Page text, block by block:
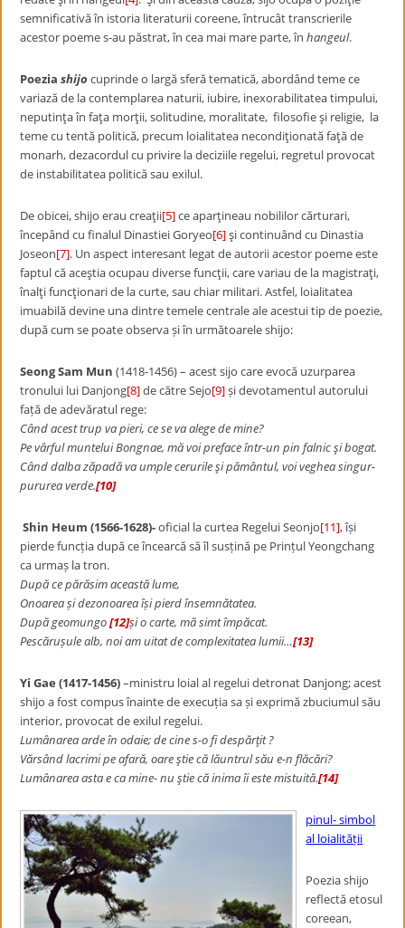
semnificativă în istoria literaturii coreene, întrucât transcrierile
acestor poeme s-au păstrat, în cea mai mare parte, înhangeul.
Poeziashijo cuprinde o largă sferă tematică, abordând teme ce
variază de la contemplarea naturii, iubire, inexorabilitatea timpului,
neputinţa în faţa morţii, solitudine, moralitate, filosofie şi religie, la
teme cu tentă politică, precum loialitatea necondiţionată faţă de
monarh, dezacordul cu privire la deciziile regelui, regretul provocat
de instabilitatea politică sau exilul.
De obicei, shijo erau creaţii[5]ce aparţineau nobililor cărturari,
începând cu finalul Dinastiei Goryeo[6]şi continuând cu Dinastia
Joseon[7]. Un aspect interesant legat de autorii acestor poeme este
faptul că aceştia ocupau diverse funcţii, care variau de la magistraţi,
înalţi funcţionari de la curte, sau chiar militari. Astfel, loialitatea
imuabilă devine una dintre temele centrale ale acestui tip de poezie,
după cum se poate observa și în următoarele shijo:
Seong Sam Mun (1418-1456) – acest sijo care evocă uzurparea
tronului lui Danjong[8]de către Sejo[9]și devotamentul autorului
față de adevăratul rege:
Când acest trup va pieri, ce se va alege de mine?
Pe vârful muntelui Bongnae, mă voi preface într-un pin falnic şi bogat.
Când dalba zăpadă va umple cerurile şi pământul, voi veghea singur-
pururea verde.[10]
Shin Heum (1566-1628)-oficial la curtea Regelui Seonjo[11], își
pierde funcția după ce încearcă să îl susțină pe Prințul Yeongchang
ca urmaș la tron.
După ce părăsim această lume,
Onoarea și dezonoarea își pierd însemnătatea.
După geomungo[12]și o carte, mă simt împăcat.
Pescărușule alb, noi am uitat de complexitatea lumii…[13]
Yi Gae (1417-1456)–ministru loial al regelui detronat Danjong; acest
shijo a fost compus înainte de execuția sa și exprimă zbuciumul său
interior, provocat de exilul regelui.
Lumânarea arde în odaie; de cine s-o fi despărţit ?
Vărsând lacrimi pe afară, oare ştie că lăuntrul său e-n flăcări?
Lumânarea asta e ca mine- nu ştie că inima îi este mistuită.[14]
pinul- simbol
al loialității
Poezia shijo
reflectă etosul
coreean,